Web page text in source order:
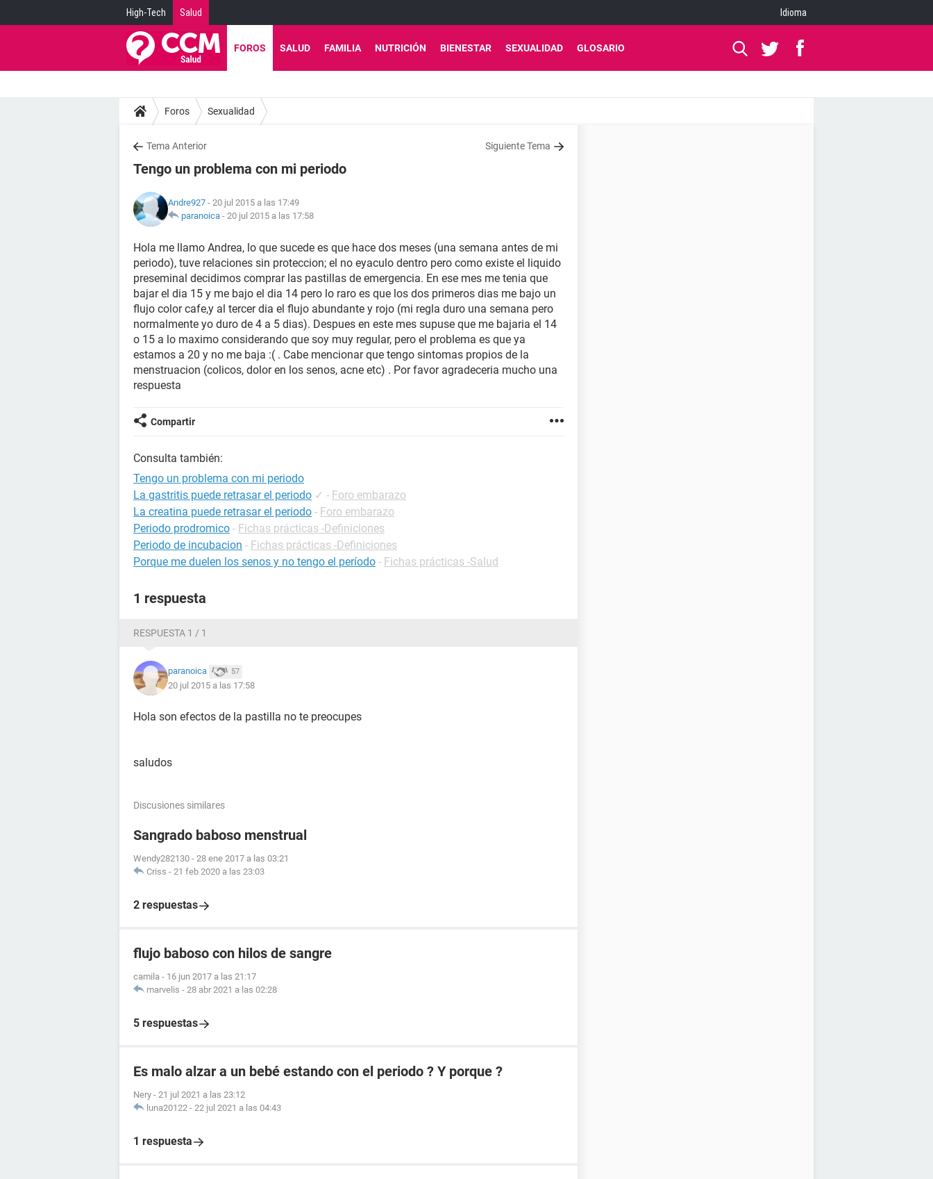
High-Tech Salud Idioma
FOROS SALUD FAMILIA NUTRICIÓN BIENESTAR SEXUALIDAD GLOSARIO
Foros Sexualidad
Tema Anterior Siguiente Tema
Tengo un problema con mi periodo
Andre927 - 20 jul 2015 a las 17:49
paranoica - 20 jul 2015 a las 17:58
Hola me llamo Andrea, lo que sucede es que hace dos meses (una semana antes de mi
periodo), tuve relaciones sin proteccion; el no eyaculo dentro pero como existe el liquido
preseminal decidimos comprar las pastillas de emergencia. En ese mes me tenia que
bajar el dia 15 y me bajo el dia 14 pero lo raro es que los dos primeros dias me bajo un
flujo color cafe,y al tercer dia el flujo abundante y rojo (mi regla duro una semana pero
normalmente yo duro de 4 a 5 dias). Despues en este mes supuse que me bajaria el 14
o 15 a lo maximo considerando que soy muy regular, pero el problema es que ya
estamos a 20 y no me baja :( . Cabe mencionar que tengo sintomas propios de la
menstruacion (colicos, dolor en los senos, acne etc) . Por favor agradeceria mucho una
respuesta
Compartir
Consulta también:
Tengo un problema con mi periodo
La gastritis puede retrasar el periodo ✓ - Foro embarazo
La creatina puede retrasar el periodo - Foro embarazo
Periodo prodromico - Fichas prácticas -Definiciones
Periodo de incubacion - Fichas prácticas -Definiciones
Porque me duelen los senos y no tengo el período - Fichas prácticas -Salud
1 respuesta
RESPUESTA 1 / 1
paranoica 57
20 jul 2015 a las 17:58
Hola son efectos de la pastilla no te preocupes
saludos
Discusiones similares
Sangrado baboso menstrual
Wendy282130 - 28 ene 2017 a las 03:21
Criss - 21 feb 2020 a las 23:03
2 respuestas
flujo baboso con hilos de sangre
camila - 16 jun 2017 a las 21:17
marvelis - 28 abr 2021 a las 02:28
5 respuestas
Es malo alzar a un bebé estando con el periodo ? Y porque ?
Nery - 21 jul 2021 a las 23:12
luna20122 - 22 jul 2021 a las 04:43
1 respuesta